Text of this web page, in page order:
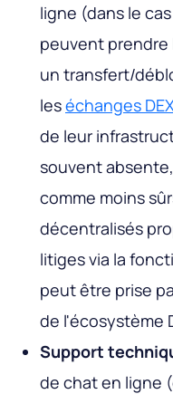
ligne (dans le
peuvent
un transfert/
leséchanges
de leur
souvent
comme moins
décentralisés
litiges via la
peut être prise
de l'écosystème
Support
de chat en ligne